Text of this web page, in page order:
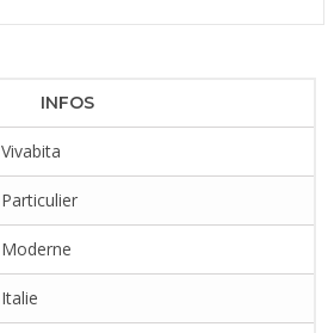
INFOS
Vivabita
Particulier
Moderne
Italie